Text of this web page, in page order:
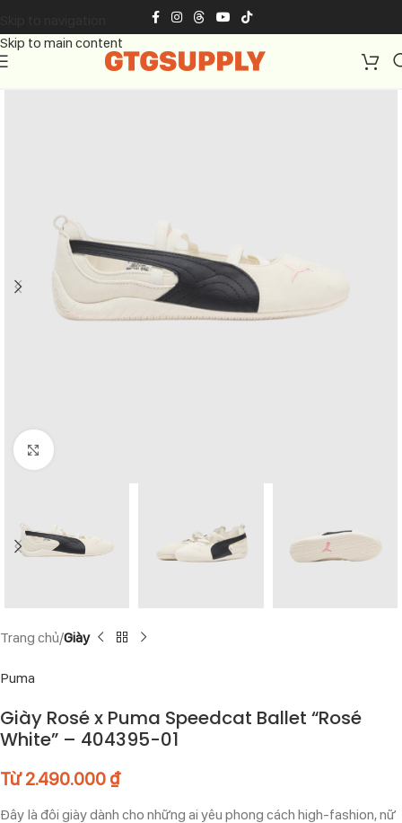
Skip to main content
Click to enlarge
Trang chủ Giày
Puma
Giày Rosé x Puma Speedcat Ballet “Rosé
White” – 404395-01
Từ2.490.000 ₫
Đây là đôi giày dành cho những ai yêu phong cách high-fashion, nữ